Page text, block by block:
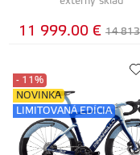
11 999.00 € 14
- 11%
NOVINKA
LIMITOVANÁ EDÍCIA